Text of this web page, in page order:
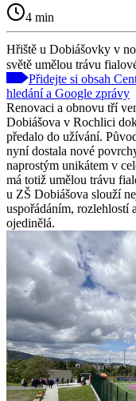
4 min
Hřiště u Dobiášovky v
světě umělou trávu
Přidejte si obsah
hledání a Google zprávy
Renovaci a obnovu tří
Dobiášova v Rochlici
předalo do užívání.
nyní dostala nové
naprostým unikátem v
má totiž umělou trávu
u ZŠ Dobiášova slouží
uspořádáním, rozlehlostí
ojedinělá.